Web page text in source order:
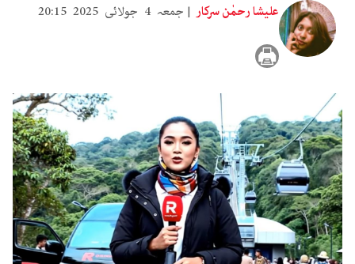
علیشا رحمٰن سرکار
جمعہ 4 جولائی 2025 20:15